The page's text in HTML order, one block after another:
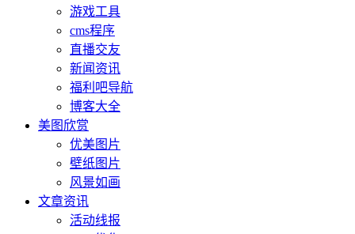
游戏工具
cms程序
直播交友
新闻资讯
福利吧导航
博客大全
美图欣赏
优美图片
壁纸图片
风景如画
文章资讯
活动线报